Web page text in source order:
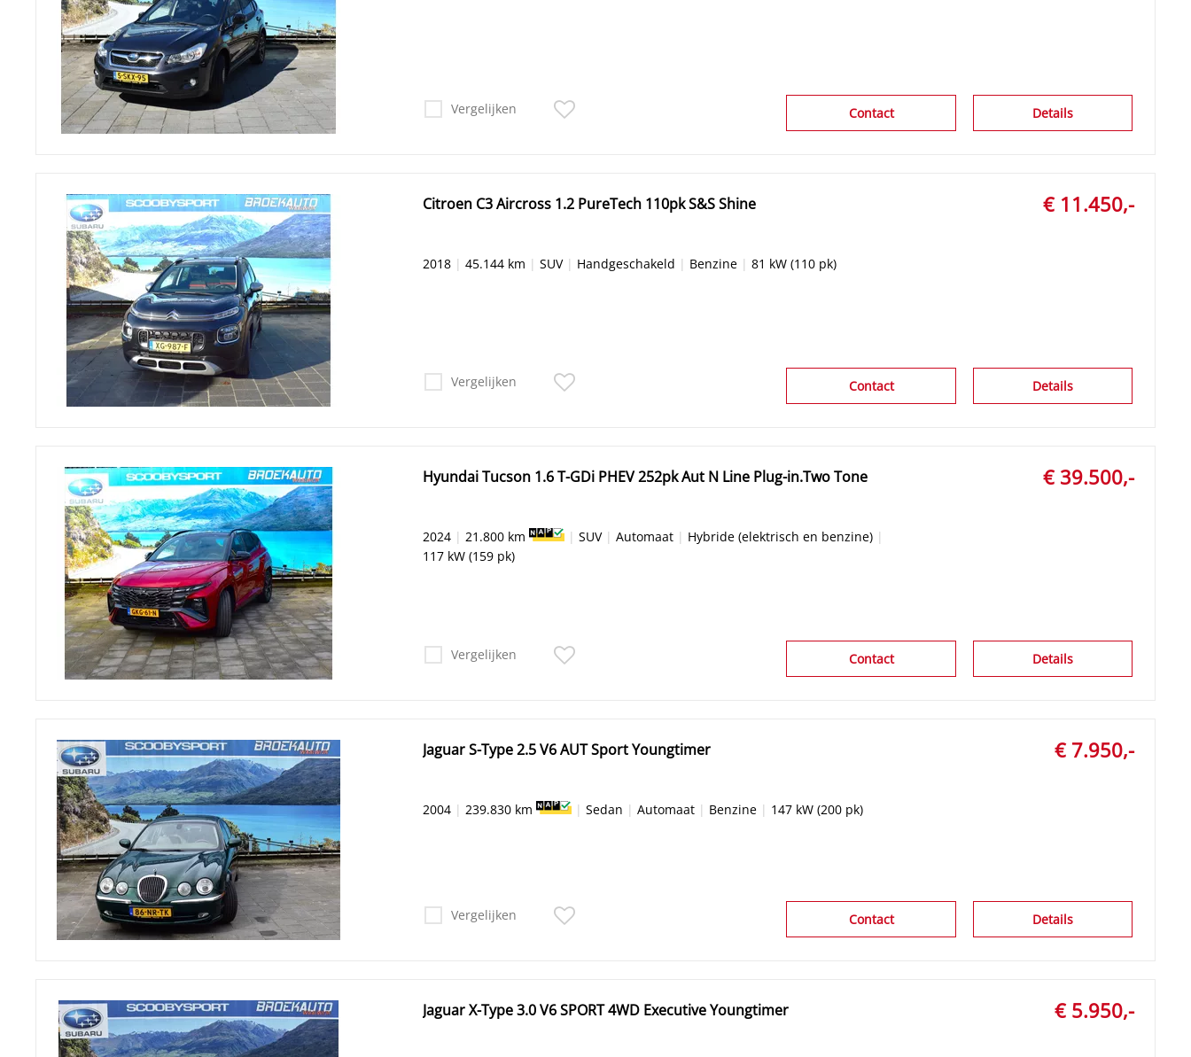
Vergelijken Details
Contact
Citroen C3 Aircross 1.2 PureTech 110pk S&S Shine
2018 |45.144 km |SUV| Handgeschakeld | Benzine |81 kW (110 pk)
€ 11.450,-
Vergelijken Details
Contact
Hyundai Tucson 1.6 T-GDi PHEV 252pk Aut N Line Plug-in.Two Tone
2024 |21.800 km |SUV|Automaat | Hybride (elektrisch en benzine) |
117 kW (159 pk)
€ 39.500,-
Vergelijken Details
Contact
Jaguar S-Type 2.5 V6 AUT Sport Youngtimer
2004 |239.830 km |Sedan |Automaat | Benzine | 147 kW (200 pk)
€ 7.950,-
Vergelijken Details
Contact
Jaguar X-Type 3.0 V6 SPORT 4WD Executive Youngtimer € 5.950,-